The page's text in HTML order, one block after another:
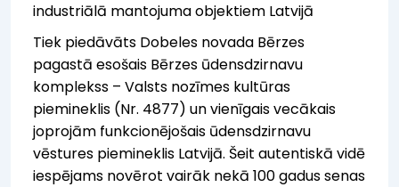
industriālā mantojuma objektiem Latvijā
Tiek piedāvāts Dobeles novada Bērzes
pagastā esošais Bērzes ūdensdzirnavu
komplekss – Valsts nozīmes kultūras
piemineklis (Nr. 4877) un vienīgais vecākais
joprojām funkcionējošais ūdensdzirnavu
vēstures piemineklis Latvijā. Šeit autentiskā vidē
iespējams novērot vairāk nekā 100 gadus senas